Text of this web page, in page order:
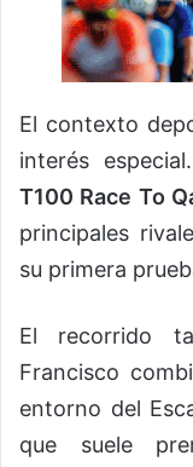
El contexto
interés
T100 Race To
principales
su primera
El recorrido
Francisco
entorno del
que suele